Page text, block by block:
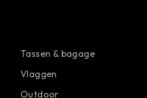
Tassen & bagage
Vlaggen
Outdoor